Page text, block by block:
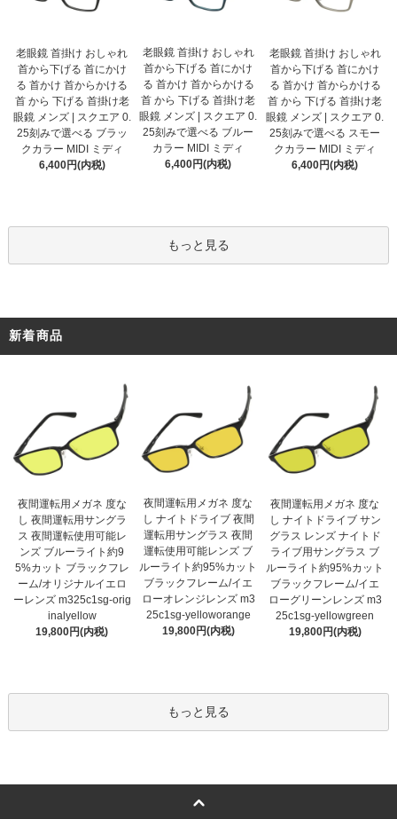
老眼鏡 首掛け おしゃれ
首から下げる 首にかけ
る 首かけ 首からかける
首 から 下げる 首掛け老
眼鏡 メンズ | スクエア 0.
25刻みで選べる ブラッ
クカラー MIDI ミディ
6,400円(内税)
老眼鏡 首掛け おしゃれ
首から下げる 首にかけ
る 首かけ 首からかける
首 から 下げる 首掛け老
眼鏡 メンズ | スクエア 0.
25刻みで選べる ブルー
カラー MIDI ミディ
6,400円(内税)
老眼鏡 首掛け おしゃれ
首から下げる 首にかけ
る 首かけ 首からかける
首 から 下げる 首掛け老
眼鏡 メンズ | スクエア 0.
25刻みで選べる スモー
クカラー MIDI ミディ
6,400円(内税)
もっと見る
新着商品
夜間運転用メガネ 度な
し 夜間運転用サングラ
ス 夜間運転使用可能レ
ンズ ブルーライト約9
5%カット ブラックフレ
ーム/オリジナルイエロ
ーレンズ m325c1sg-orig
inalyellow
19,800円(内税)
夜間運転用メガネ 度な
し ナイトドライブ 夜間
運転用サングラス 夜間
運転使用可能レンズ ブ
ルーライト約95%カット
ブラックフレーム/イエ
ローオレンジレンズ m3
25c1sg-yelloworange
19,800円(内税)
夜間運転用メガネ 度な
し ナイトドライブ サン
グラス レンズ ナイトド
ライブ用サングラス ブ
ルーライト約95%カット
ブラックフレーム/イエ
ローグリーンレンズ m3
25c1sg-yellowgreen
19,800円(内税)
もっと見る